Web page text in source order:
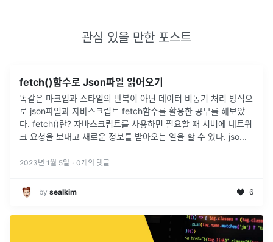
관심 있을 만한 포스트
fetch()함수로 Json파일 읽어오기
똑같은 마크업과 스타일의 반복이 아닌 데이터 비동기 처리 방식으
로 json파일과 자바스크립트 fetch함수를 활용한 공부를 해보았
다. fetch()란? 자바스크립트를 사용하면 필요할 때 서버에 네트워
크 요청을 보내고 새로운 정보를 받아오는 일을 할 수 있다. jso...
2023년 1월 5일 · 0개의 댓글
by sealkim 6